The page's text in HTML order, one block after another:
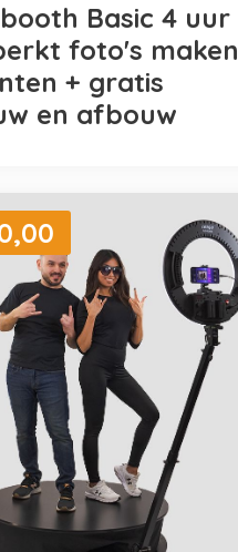
Basic 4 uur
foto's maken
+ gratis
en afbouw